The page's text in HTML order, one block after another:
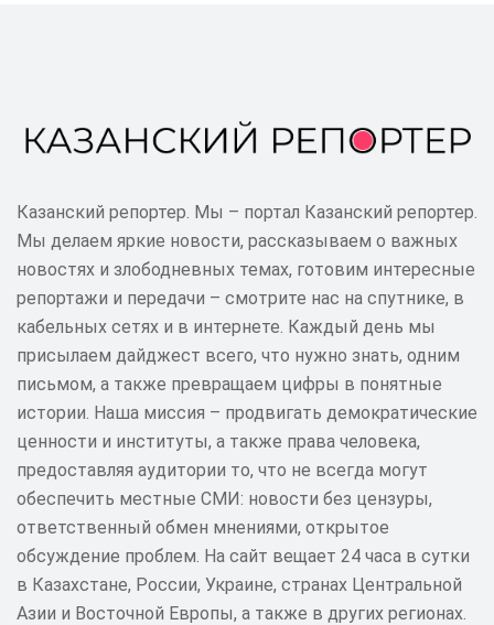
Казанский репортер. Мы – портал Казанский репортер.
Мы делаем яркие новости, рассказываем о важных
новостях и злободневных темах, готовим интересные
репортажи и передачи – смотрите нас на спутнике, в
кабельных сетях и в интернете. Каждый день мы
присылаем дайджест всего, что нужно знать, одним
письмом, а также превращаем цифры в понятные
истории. Наша миссия – продвигать демократические
ценности и институты, а также права человека,
предоставляя аудитории то, что не всегда могут
обеспечить местные СМИ: новости без цензуры,
ответственный обмен мнениями, открытое
обсуждение проблем. На сайт вещает 24 часа в сутки
в Казахстане, России, Украине, странах Центральной
Азии и Восточной Европы, а также в других регионах.